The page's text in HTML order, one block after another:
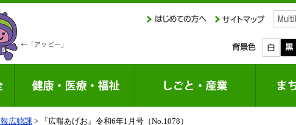
広聴課> 『広報あげお』令和6年1月号（No.1078）